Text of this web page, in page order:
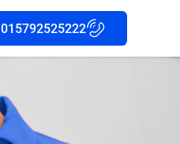
015792525222